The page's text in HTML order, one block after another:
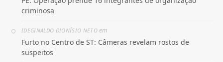
criminosa
IDEGINALDO DIONÍSIO NETOem
Furto no Centro de ST: Câmeras revelam rostos de
suspeitos